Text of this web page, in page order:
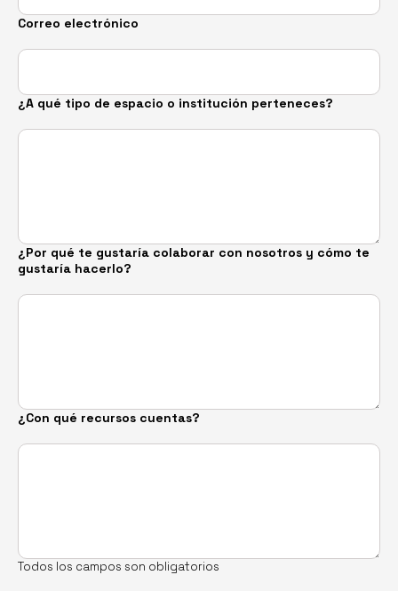
Correo electrónico
¿A qué tipo de espacio o institución perteneces?
¿Por qué te gustaría colaborar con nosotros y cómo te
gustaría hacerlo?
¿Con qué recursos cuentas?
Todos los campos son obligatorios